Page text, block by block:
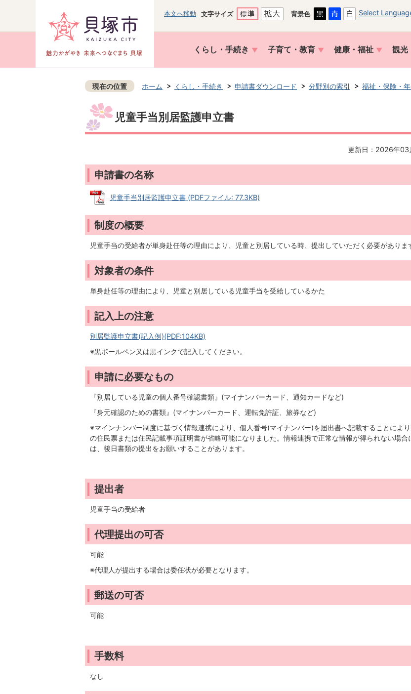
本文へ移動 文字サイズ 背景色 Select
くらし・手続き 子育て・教育 健康・福祉 観光
現在の位置 ホーム くらし・手続き 申請書ダウンロード 分野別の索引 福祉・保険・
児童手当別居監護申立書
更新日：2026年03
申請書の名称
児童手当別居監護申立書 (PDFファイル: 77.3KB)
制度の概要
児童手当の受給者が単身赴任等の理由により、児童と別居している時、提出していただく必要がありま
対象者の条件
単身赴任等の理由により、児童と別居している児童手当を受給しているかた
記入上の注意
別居監護申立書(記入例)(PDF:104KB)
※黒ボールペン又は黒インクで記入してください。
申請に必要なもの
『別居している児童の個人番号確認書類』(マイナンバーカード、通知カードなど)
『身元確認のための書類』(マイナンバーカード、運転免許証、旅券など)
※マインナンバー制度に基づく情報連携により、個人番号(マイナンバー)を届出書へ記載することによ
の住民票または住民記載事項証明書が省略可能になりました。情報連携で正常な情報が得られない場合
は、後日書類の提出をお願いすることがあります。
提出者
児童手当の受給者
代理提出の可否
可能
※代理人が提出する場合は委任状が必要となります。
郵送の可否
可能
手数料
なし